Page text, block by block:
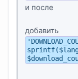
и после
добавить